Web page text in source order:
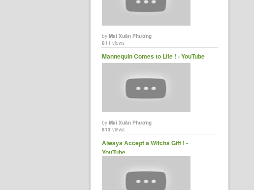
byMai Xuân Phương
811 views
Mannequin Comes to Life ! - YouTube
byMai Xuân Phương
813 views
Always Accept a Witchs Gift ! -
YouTube